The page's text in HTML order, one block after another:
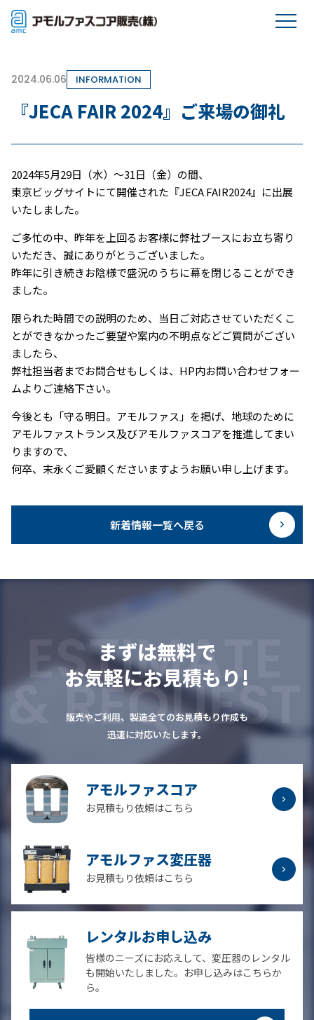
2024.06.06 INFORMATION
『JECA FAIR 2024』ご来場の御礼
2024年5月29日（水）～31日（金）の間、
東京ビッグサイトにて開催された『JECA FAIR2024』に出展
いたしました。
ご多忙の中、昨年を上回るお客様に弊社ブースにお立ち寄り
いただき、誠にありがとうございました。
昨年に引き続きお陰様で盛況のうちに幕を閉じることができ
ました。
限られた時間での説明のため、当日ご対応させていただくこ
とができなかったご要望や案内の不明点などご質問がござい
ましたら、
弊社担当者までお問合せもしくは、HP内お問い合わせフォー
ムよりご連絡下さい。
今後とも「守る明日。アモルファス」を掲げ、地球のために
アモルファストランス及びアモルファスコアを推進してまい
りますので、
何卒、末永くご愛顧くださいますようお願い申し上げます。
新着情報一覧へ戻る
まずは無料で
お気軽にお見積もり!
販売やご利用、製造全てのお見積もり作成も
迅速に対応いたします。
アモルファスコア
お見積もり依頼はこちら
アモルファス変圧器
お見積もり依頼はこちら
レンタルお申し込み
皆様のニーズにお応えして、変圧器のレンタル
も開始いたしました。お申し込みはこちらか
ら。